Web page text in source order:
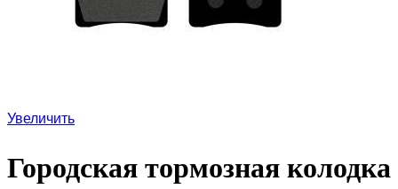
Увеличить
Городская тормозная